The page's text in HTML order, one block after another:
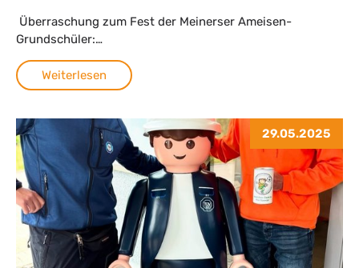
Überraschung zum Fest der Meinerser Ameisen-
Grundschüler:…
Weiterlesen
29.05.2025